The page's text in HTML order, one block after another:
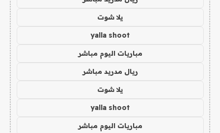
يلا شوت
yalla shoot
مباريات اليوم مباشر
ريال مدريد مباشر
يلا شوت
yalla shoot
مباريات اليوم مباشر